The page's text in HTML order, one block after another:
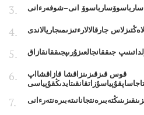
انى–شوفەرءانى
جارقالالارءتىزىمىجاريالاندى
جىققانجالعىزۇرىپجىققانقازاق
قوس قىزقىزىنزاقشا قازاقشااپ